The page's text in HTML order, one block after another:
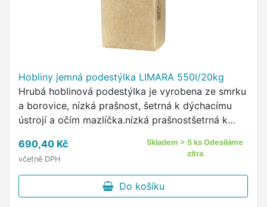
Hobliny jemná podestýlka LIMARA 550l/20kg
Hrubá hoblinová podestýlka je vyrobena ze smrku
a borovice, nízká prašnost, šetrná k dýchacímu
ústrojí a očím mazlíčka.nízká prašnostšetrná k
690,40 Kč
včetně DPH
Skladem > 5 ks Odesíláme
zítra
Do košíku